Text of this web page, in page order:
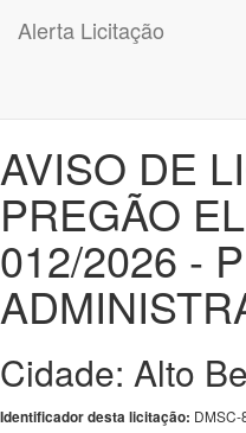
Alerta Licitação
AVISO DE
PREGÃO
012/2026 -
Cidade: Alto
Identificador desta licitação: